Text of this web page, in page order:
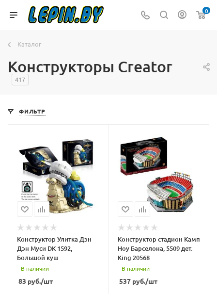
0
Каталог
Конструкторы Creator
417
ФИЛЬТР
Конструктор Улитка Дэн
Дэн Муси DK 1592,
Большой куш
В наличии
83 руб./шт
Конструктор стадион Камп
Ноу Барселона, 5509 дет.
King 20568
В наличии
537руб./шт